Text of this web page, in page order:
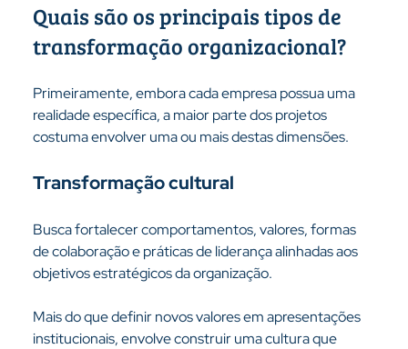
Quais são os principais tipos de
transformação organizacional?
Primeiramente, embora cada empresa possua uma
realidade específica, a maior parte dos projetos
costuma envolver uma ou mais destas dimensões.
Transformação cultural
Busca fortalecer comportamentos, valores, formas
de colaboração e práticas de liderança alinhadas aos
objetivos estratégicos da organização.
Mais do que definir novos valores em apresentações
institucionais, envolve construir uma cultura que